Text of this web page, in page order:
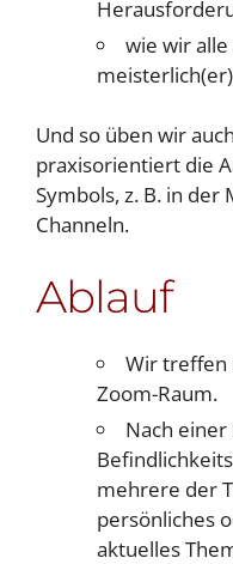
wie wir
Und so üben wir
praxisorientiert die
Symbols, z. B. in
Channeln.
Ablauf
Wir treffen
Zoom-Raum.
Nach
mehrere der
persönliches
aktuelles